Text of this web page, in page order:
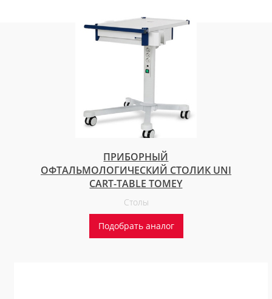
ПРИБОРНЫЙ
ОФТАЛЬМОЛОГИЧЕСКИЙ СТОЛИК UNI
CART-TABLE TOMEY
Столы
Подобрать аналог